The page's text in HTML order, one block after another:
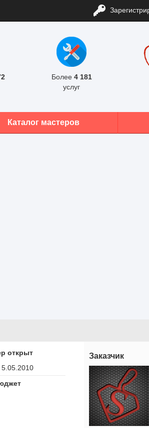
Более 4 181
услуг
Каталог мастеров
открыт
Заказчик